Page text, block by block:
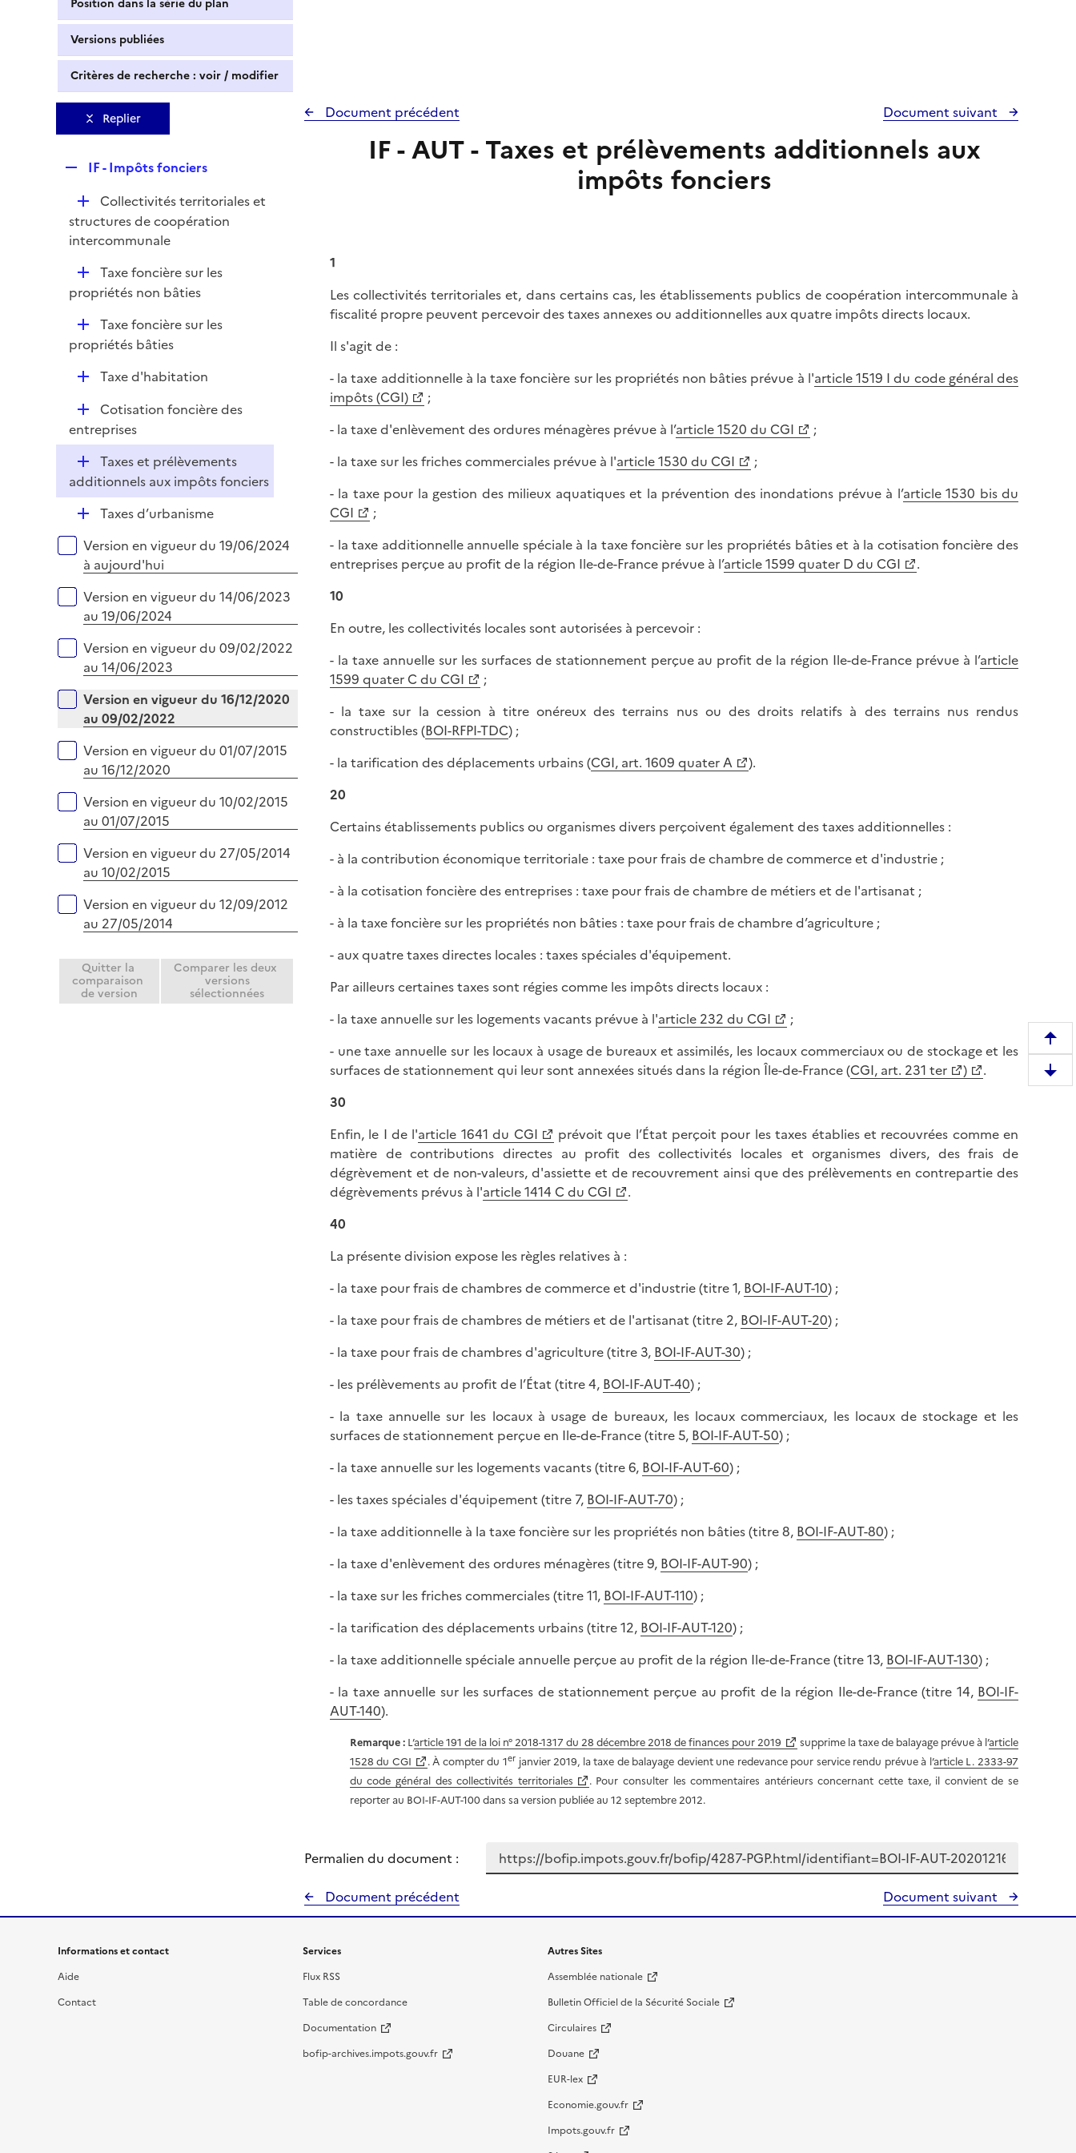
Position dans la série du plan
Versions publiées
Critères de recherche : voir / modifier
Replier
p
l
i
e
r
IF - Impôts fonciers
D
é
p
e
Collectivités territoriales et
structures de coopération
intercommunale
D
é
i
Taxe foncière sur les
propriétés non bâties
D
é
r
Taxe foncière sur les
propriétés bâties
D
l
e
r
Taxe d'habitation
D
é
p
i
Cotisation foncière des
entreprises
D
é
p
i
e
r
Taxes et prélèvements
additionnels aux impôts fonciers
D
p
l
i
r
Taxes d’urbanisme
Versions sur la période
Version en vigueur du 19/06/2024
à aujourd'hui
Version en vigueur du 14/06/2023
au 19/06/2024
Version en vigueur du 09/02/2022
au 14/06/2023
Version en vigueur du 16/12/2020
au 09/02/2022
Version en vigueur du 01/07/2015
au 16/12/2020
Version en vigueur du 10/02/2015
au 01/07/2015
Version en vigueur du 27/05/2014
au 10/02/2015
Version en vigueur du 12/09/2012
au 27/05/2014
Quitter la
comparaison
de version
Comparer les deux
versions
sélectionnées
Document précédent Document suivant
IF - AUT - Taxes et prélèvements additionnels aux
impôts fonciers
1
Les collectivités territoriales et, dans certains cas, les établissements publics de coopération intercommunale à
fiscalité propre peuvent percevoir des taxes annexes ou additionnelles aux quatre impôts directs locaux.
Il s'agit de :
- la taxe additionnelle à la taxe foncière sur les propriétés non bâties prévue à l'article 1519 I du code général des
impôts (CGI)
;
- la taxe d'enlèvement des ordures ménagères prévue à l’article 1520 du CGI
;
- la taxe sur les friches commerciales prévue à l'article 1530 du CGI
;
- la taxe pour la gestion des milieux aquatiques et la prévention des inondations prévue à l’article 1530 bis du
CGI
;
- la taxe additionnelle annuelle spéciale à la taxe foncière sur les propriétés bâties et à la cotisation foncière des
entreprises perçue au profit de la région Ile-de-France prévue à l’article 1599 quater D du CGI
.
10
En outre, les collectivités locales sont autorisées à percevoir :
- la taxe annuelle sur les surfaces de stationnement perçue au profit de la région Ile-de-France prévue à l’article
1599 quater C du CGI
;
- la taxe sur la cession à titre onéreux des terrains nus ou des droits relatifs à des terrains nus rendus
constructibles (BOI-RFPI-TDC) ;
- la tarification des déplacements urbains (CGI, art. 1609 quater A
).
20
Certains établissements publics ou organismes divers perçoivent également des taxes additionnelles :
- à la contribution économique territoriale : taxe pour frais de chambre de commerce et d'industrie ;
- à la cotisation foncière des entreprises : taxe pour frais de chambre de métiers et de l'artisanat ;
- à la taxe foncière sur les propriétés non bâties : taxe pour frais de chambre d’agriculture ;
- aux quatre taxes directes locales : taxes spéciales d'équipement.
Par ailleurs certaines taxes sont régies comme les impôts directs locaux :
- la taxe annuelle sur les logements vacants prévue à l'article 232 du CGI
;
- une taxe annuelle sur les locaux à usage de bureaux et assimilés, les locaux commerciaux ou de stockage et les
surfaces de stationnement qui leur sont annexées situés dans la région Île-de-France (CGI, art. 231 ter )
.
30
Enfin, le I de l'article 1641 du CGI
prévoit que l’État perçoit pour les taxes établies et recouvrées comme en
matière de contributions directes au profit des collectivités locales et organismes divers, des frais de
dégrèvement et de non-valeurs, d'assiette et de recouvrement ainsi que des prélèvements en contrepartie des
dégrèvements prévus à l'article 1414 C du CGI
.
40
La présente division expose les règles relatives à :
- la taxe pour frais de chambres de commerce et d'industrie (titre 1, BOI-IF-AUT-10) ;
- la taxe pour frais de chambres de métiers et de l'artisanat (titre 2, BOI-IF-AUT-20) ;
- la taxe pour frais de chambres d'agriculture (titre 3, BOI-IF-AUT-30) ;
- les prélèvements au profit de l’État (titre 4, BOI-IF-AUT-40) ;
- la taxe annuelle sur les locaux à usage de bureaux, les locaux commerciaux, les locaux de stockage et les
surfaces de stationnement perçue en Ile-de-France (titre 5, BOI-IF-AUT-50) ;
- la taxe annuelle sur les logements vacants (titre 6, BOI-IF-AUT-60) ;
- les taxes spéciales d'équipement (titre 7, BOI-IF-AUT-70) ;
- la taxe additionnelle à la taxe foncière sur les propriétés non bâties (titre 8, BOI-IF-AUT-80) ;
- la taxe d'enlèvement des ordures ménagères (titre 9, BOI-IF-AUT-90) ;
- la taxe sur les friches commerciales (titre 11, BOI-IF-AUT-110) ;
- la tarification des déplacements urbains (titre 12, BOI-IF-AUT-120) ;
- la taxe additionnelle spéciale annuelle perçue au profit de la région Ile-de-France (titre 13, BOI-IF-AUT-130) ;
- la taxe annuelle sur les surfaces de stationnement perçue au profit de la région Ile-de-France (titre 14, BOI-IF-
AUT-140).
Remarque :L’article 191 de la loi n° 2018-1317 du 28 décembre 2018 de finances pour 2019 supprime la taxe de balayage prévue à l’article
1528 du CGI
. À compter du 1erjanvier 2019, la taxe de balayage devient une redevance pour service rendu prévue à l’article L. 2333-97
du code général des collectivités territoriales
. Pour consulter les commentaires antérieurs concernant cette taxe, il convient de se
reporter au BOI-IF-AUT-100 dans sa version publiée au 12 septembre 2012.
Permalien du document :
Document précédent
Document suivant
e
m
D
Informations et contact
Aide
Contact
Services
Flux RSS
Table de concordance
Documentation
bofip-archives.impots.gouv.fr
Autres Sites
Assemblée nationale
Bulletin Officiel de la Sécurité Sociale
Circulaires
Douane
EUR-lex
Economie.gouv.fr
Impots.gouv.fr